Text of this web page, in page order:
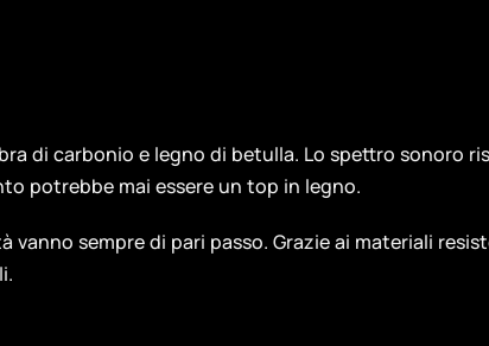
di carbonio e legno di betulla. Lo spettro sonoro
potrebbe mai essere un top in legno.
sempre di pari passo. Grazie ai materiali